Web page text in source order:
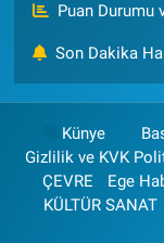
Puan Durumu
Son Dakika
Künye
Gizlilik ve KVK
ÇEVRE
Ege
KÜLTÜR SANAT